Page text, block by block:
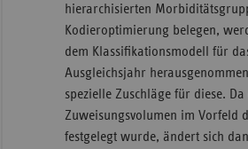
hierarchisierten
Kodieroptimierung belegen,
dem Klassifikationsmodell für
Ausgleichsjahr
spezielle Zuschläge für diese. Da
Zuweisungsvolumen im Vorfeld
festgelegt wurde, ändert sich